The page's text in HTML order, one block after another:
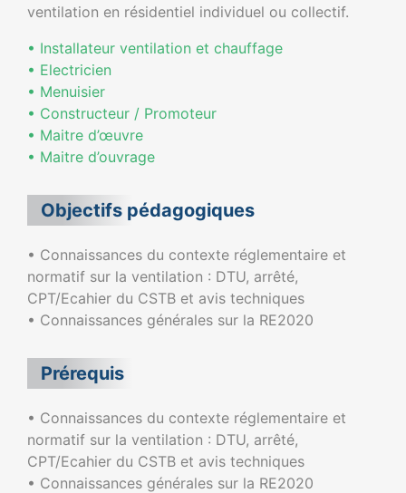
ventilation en résidentiel individuel ou collectif.
• Installateur ventilation et chauffage
• Electricien
• Menuisier
• Constructeur / Promoteur
• Maitre d’œuvre
• Maitre d’ouvrage
Objectifs pédagogiques
• Connaissances du contexte réglementaire et
normatif sur la ventilation : DTU, arrêté,
CPT/Ecahier du CSTB et avis techniques
• Connaissances générales sur la RE2020
Prérequis
• Connaissances du contexte réglementaire et
normatif sur la ventilation : DTU, arrêté,
CPT/Ecahier du CSTB et avis techniques
• Connaissances générales sur la RE2020